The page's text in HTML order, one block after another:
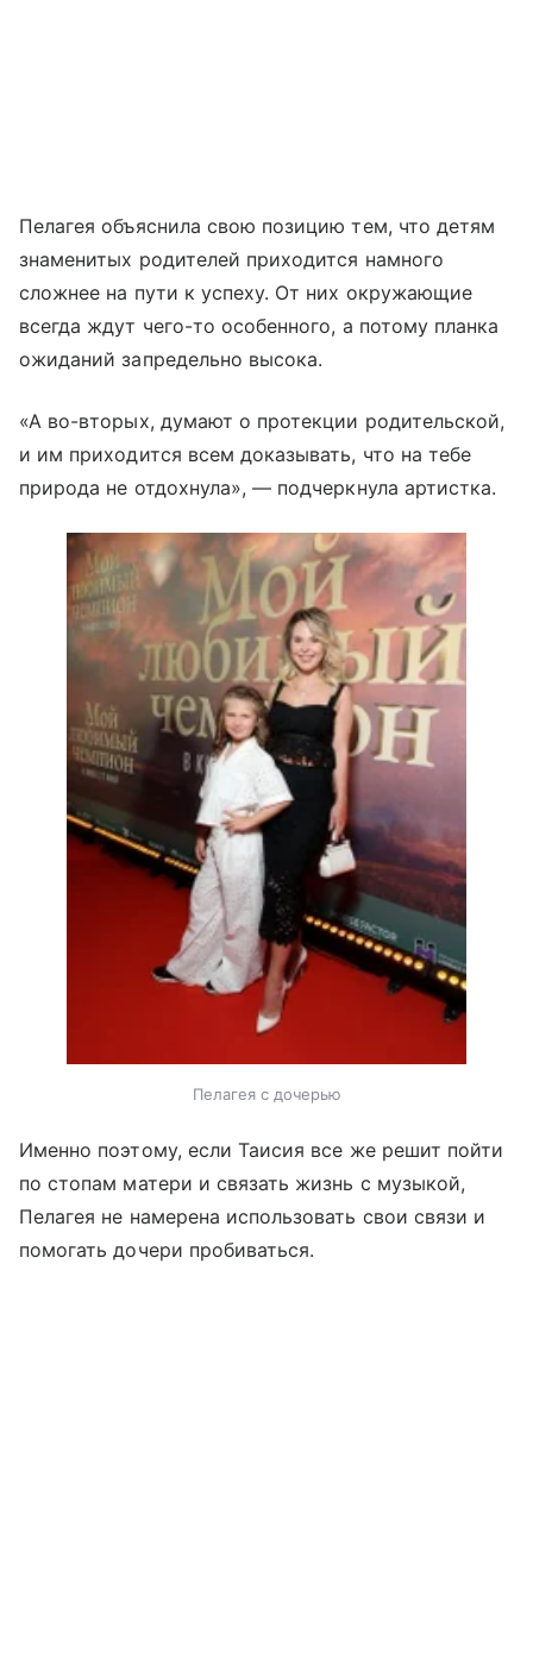
Пелагея объяснила свою позицию тем, что детям
знаменитых родителей приходится намного
сложнее на пути к успеху. От них окружающие
всегда ждут чего-то особенного, а потому планка
ожиданий запредельно высока.
«А во-вторых, думают о протекции родительской,
и им приходится всем доказывать, что на тебе
природа не отдохнула», — подчеркнула артистка.
Пелагея с дочерью
Именно поэтому, если Таисия все же решит пойти
по стопам матери и связать жизнь с музыкой,
Пелагея не намерена использовать свои связи и
помогать дочери пробиваться.